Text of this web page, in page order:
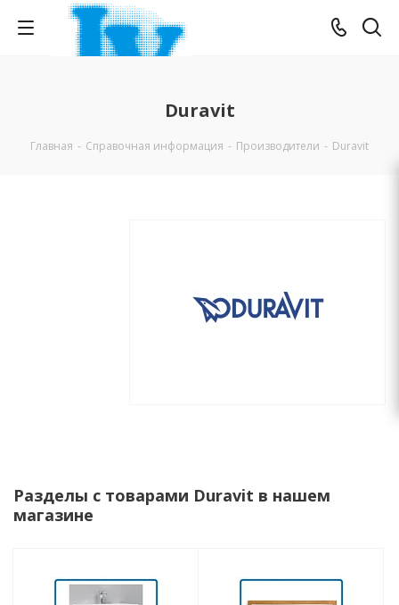
Duravit
Главная - Справочная информация - Производители - Duravit
Разделы с товарами Duravit в нашем
магазине